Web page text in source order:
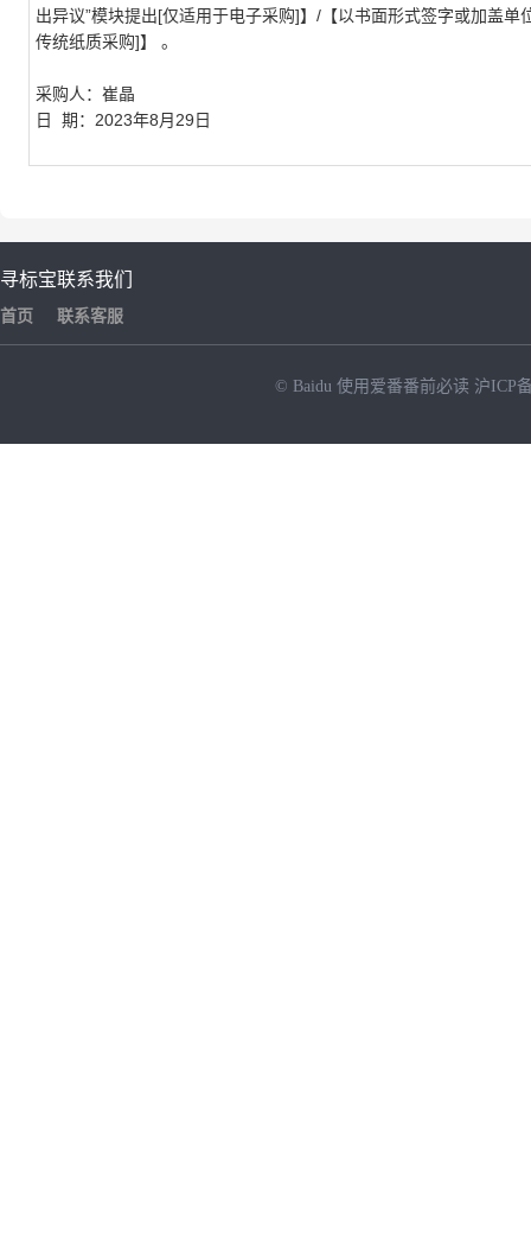
出异议”模块提出[仅适用于电子采购]】 / 【以书面形式签字或加盖
传统纸质采购]】 。
采购人：崔晶
日
期： 2023年8月 29 日
寻标宝
首页
联系我们
联系客服
© Baidu 使用爱番番前必读 沪ICP